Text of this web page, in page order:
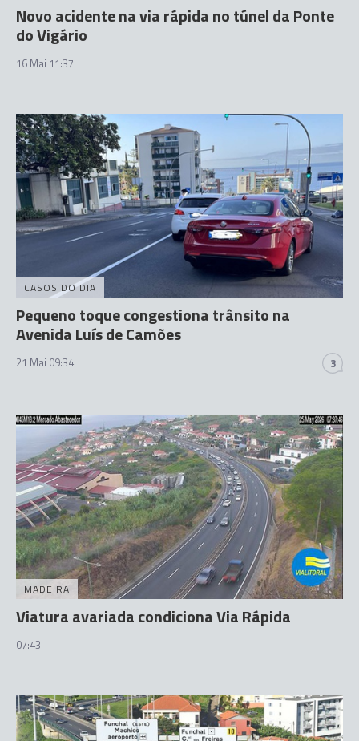
Novo acidente na via rápida no túnel da Ponte
do Vigário
16 Mai 11:37
CASOS DO DIA
Pequeno toque congestiona trânsito na
Avenida Luís de Camões
21 Mai 09:34 3
MADEIRA
Viatura avariada condiciona Via Rápida
07:43